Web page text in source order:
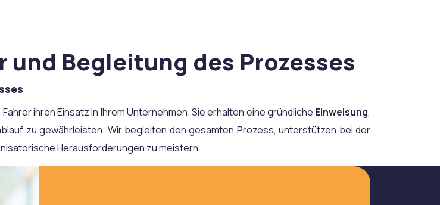
Begleitung des Prozesses
ihren Einsatz in Ihrem Unternehmen. Sie erhalten eine gründliche Einweisung,
zu gewährleisten. Wir begleiten den gesamten Prozess, unterstützen bei der
Herausforderungen zu meistern.